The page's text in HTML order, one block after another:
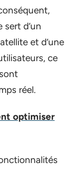
sert d’un
et d’une
ce
réel.
optimiser